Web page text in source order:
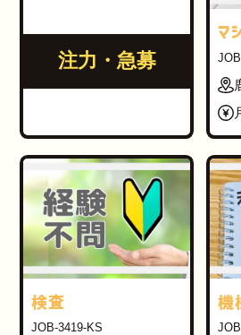
注力・急募
マ
検査
JOB-3419-KS
機